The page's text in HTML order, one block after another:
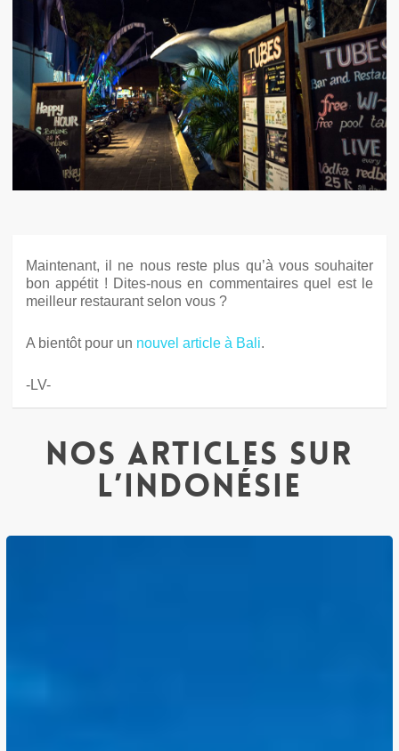
Maintenant, il ne nous reste plus qu’à vous souhaiter
bon appétit ! Dites-nous en commentaires quel est le
meilleur restaurant selon vous ?
A bientôt pour un nouvel article à Bali.
-LV-
Nos articles sur
l’Indonésie